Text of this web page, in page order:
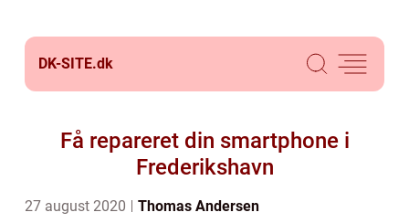
DK-SITE.dk
Få repareret din smartphone i
Frederikshavn
27 august 2020 Thomas Andersen